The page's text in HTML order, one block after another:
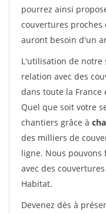
pourrez ainsi
couvertures
auront besoin d'un
L'utilisation de notre
relation avec des
dans toute la France
Quel que soit votre
chantiers grâce à
des milliers de
ligne. Nous
avec des
Habitat.
Devenez dès à